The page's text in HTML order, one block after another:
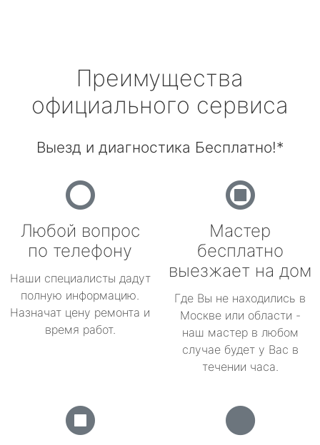
Преимущества
официального сервиса
Выезд и диагностика Бесплатно!*
Любой вопрос
по телефону
Наши специалисты дадут
полную информацию.
Назначат цену ремонта и
время работ.
Мастер
бесплатно
выезжает на дом
Где Вы не находились в
Москве или области -
наш мастер в любом
случае будет у Вас в
течении часа.